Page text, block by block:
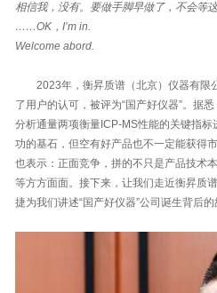
相信我，没有。要做手脚早做了，不会等
……OK，I’m in.
Welcome abord.
2023年，衡昇质谱（北京）仪器有限
了用户的认可，被评为“国产好仪器”。据
分析通量两项衡量ICP-MS性能的关键指
功的基石，但空有好产品也不一定能获得
也表示：正面竞争，拼的不只是产品技术
等方方面面。接下来，让我们走近衡昇质
捷为我们讲述“国产好仪器”公司诞生背后的